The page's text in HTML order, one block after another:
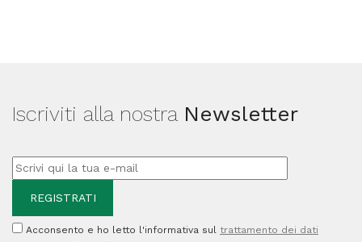
Iscriviti alla nostra Newsletter
Acconsento e ho letto l'informativa sul trattamento dei dati